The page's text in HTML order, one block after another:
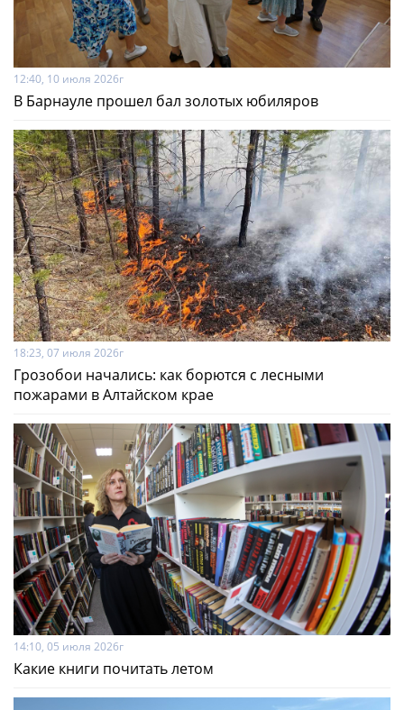
12:40, 10 июля 2026г
В Барнауле прошел бал золотых юбиляров
18:23, 07 июля 2026г
Грозобои начались: как борются с лесными
пожарами в Алтайском крае
14:10, 05 июля 2026г
Какие книги почитать летом